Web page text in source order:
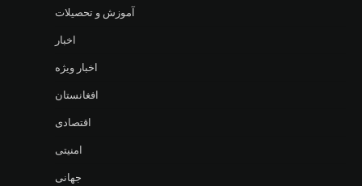
آموزش و تحصیلات
اخبار
اخبار ویژه
افغانستان
اقتصادی
امنیتی
جهانی